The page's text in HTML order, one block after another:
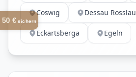
Coswig Dessau Rosslau
Eckartsberga Egeln
50 €sichern